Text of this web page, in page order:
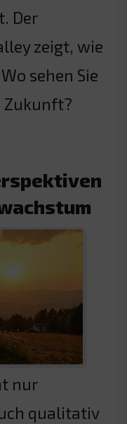
Der
zeigt, wie
sehen Sie
Zukunft?
nur
qualitativ